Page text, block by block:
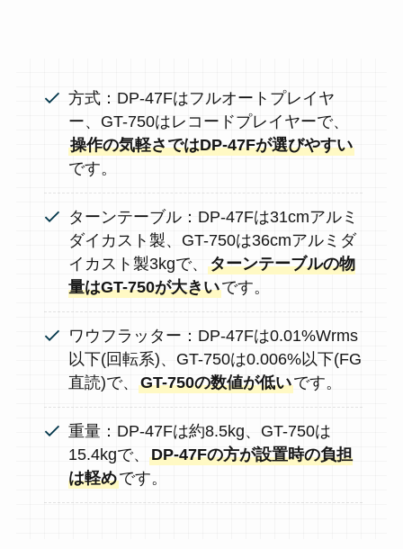
方式：DP-47Fはフルオートプレイヤ
ー、GT-750はレコードプレイヤーで、
操作の気軽さではDP-47Fが選びやすい
です。
ターンテーブル：DP-47Fは31cmアルミ
ダイカスト製、GT-750は36cmアルミダ
イカスト製3kgで、ターンテーブルの物
量はGT-750が大きいです。
ワウフラッター：DP-47Fは0.01%Wrms
以下(回転系)、GT-750は0.006%以下(FG
直読)で、GT-750の数値が低いです。
重量：DP-47Fは約8.5kg、GT-750は
15.4kgで、DP-47Fの方が設置時の負担
は軽めです。